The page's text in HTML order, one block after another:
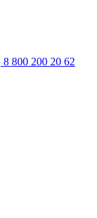
8 800 200 20 62